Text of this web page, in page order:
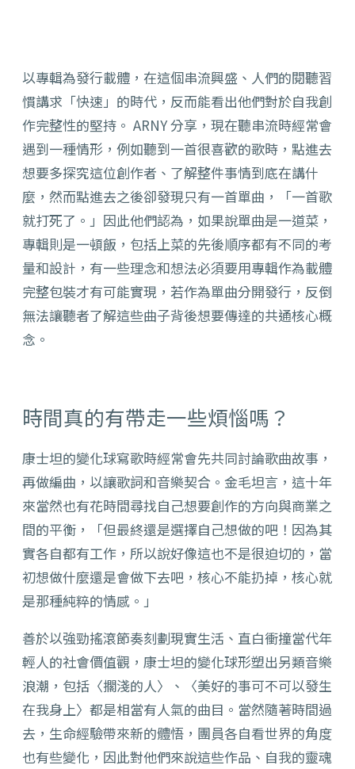
以專輯為發行載體，在這個串流興盛、人們的閱聽習
慣講求「快速」的時代，反而能看出他們對於自我創
作完整性的堅持。 ARNY 分享，現在聽串流時經常會
遇到一種情形，例如聽到一首很喜歡的歌時，點進去
想要多探究這位創作者、了解整件事情到底在講什
麼，然而點進去之後卻發現只有一首單曲，「一首歌
就打死了。」因此他們認為，如果說單曲是一道菜，
專輯則是一頓飯，包括上菜的先後順序都有不同的考
量和設計，有一些理念和想法必須要用專輯作為載體
完整包裝才有可能實現，若作為單曲分開發行，反倒
無法讓聽者了解這些曲子背後想要傳達的共通核心概
念。
時間真的有帶走一些煩惱嗎？
康士坦的變化球寫歌時經常會先共同討論歌曲故事，
再做編曲，以讓歌詞和音樂契合。金毛坦言，這十年
來當然也有花時間尋找自己想要創作的方向與商業之
間的平衡，「但最終還是選擇自己想做的吧！因為其
實各自都有工作，所以說好像這也不是很迫切的，當
初想做什麼還是會做下去吧，核心不能扔掉，核心就
是那種純粹的情感。」
善於以強勁搖滾節奏刻劃現實生活、直白衝撞當代年
輕人的社會價值觀，康士坦的變化球形塑出另類音樂
浪潮，包括〈擱淺的人〉、〈美好的事可不可以發生
在我身上〉都是相當有人氣的曲目。 當然隨著時間過
去，生命經驗帶來新的體悟，團員各自看世界的角度
也有些變化，因此對他們來說這些作品、自我的靈魂